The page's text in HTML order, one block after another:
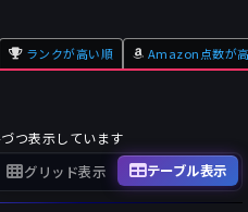
～
Pt
～
Pt
ランクが高い順 Amazon点数が
つ表示しています
グリッド表示 テーブル表示